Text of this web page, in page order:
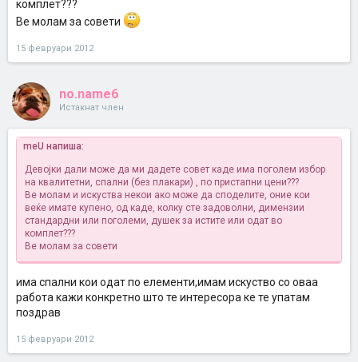
комплет???
Ве молам за совети
15 февруари 2012
no.name6
Истакнат член
meU напиша:
Девојки дали може да ми дадете совет каде има поголем избор
на квалитетни, спални (без плакари) , по пристапни цени???
Ве молам и искуства некои ако може да споделите, оние кои
веќе имате купено, од каде, колку сте задоволни, димензии
стандардни или поголеми, душек за истите или одат во
комплет???
Ве молам за совети
има спални кои одат по елементи,имам искуство со оваа
работа кажи конкретно што те интересора ке те упатам
поздрав
15 февруари 2012